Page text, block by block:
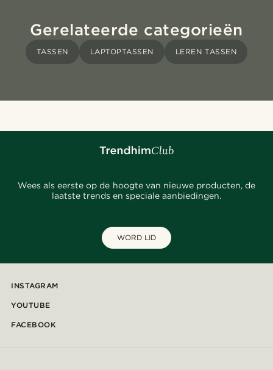
Gerelateerde categorieën
TASSEN LAPTOPTASSEN LEREN TASSEN
Wees als eerste op de hoogte van nieuwe producten, de
laatste trends en speciale aanbiedingen.
WORD LID
INSTAGRAM
YOUTUBE
FACEBOOK